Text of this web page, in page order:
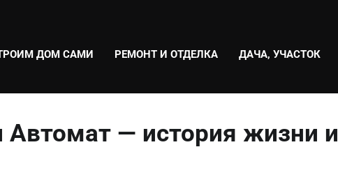
ДОМ САМИ РЕМОНТ И ОТДЕЛКА ДАЧА, УЧАСТОК
— история жизни и